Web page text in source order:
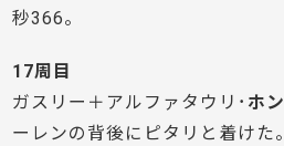
秒366。
17周目
ガスリー＋アルファタウリ･ ホ
ーレンの背後にピタリと着けた。